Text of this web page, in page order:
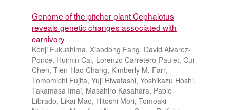
Genome of the pitcher plant Cephalotus
reveals genetic changes associated with
carnivory
Kenji Fukushima, Xiaodong Fang, David Alvarez-
Ponce, Huimin Cai, Lorenzo Carretero-Paulet, Cui
Chen, Tien-Hao Chang, Kimberly M. Farr,
Tomomichi Fujita, Yuji Hiwatashi, Yoshikazu Hoshi,
Takamasa Imai, Masahiro Kasahara, Pablo
Librado, Likai Mao, Hitoshi Mori, Tomoaki